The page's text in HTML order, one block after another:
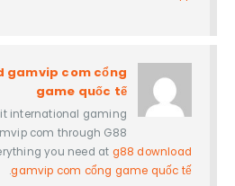
gamvip com cổng
game quốc tế
international gaming
com through G88
you need at g88 download
gamvip com cổng game quốc tế
.